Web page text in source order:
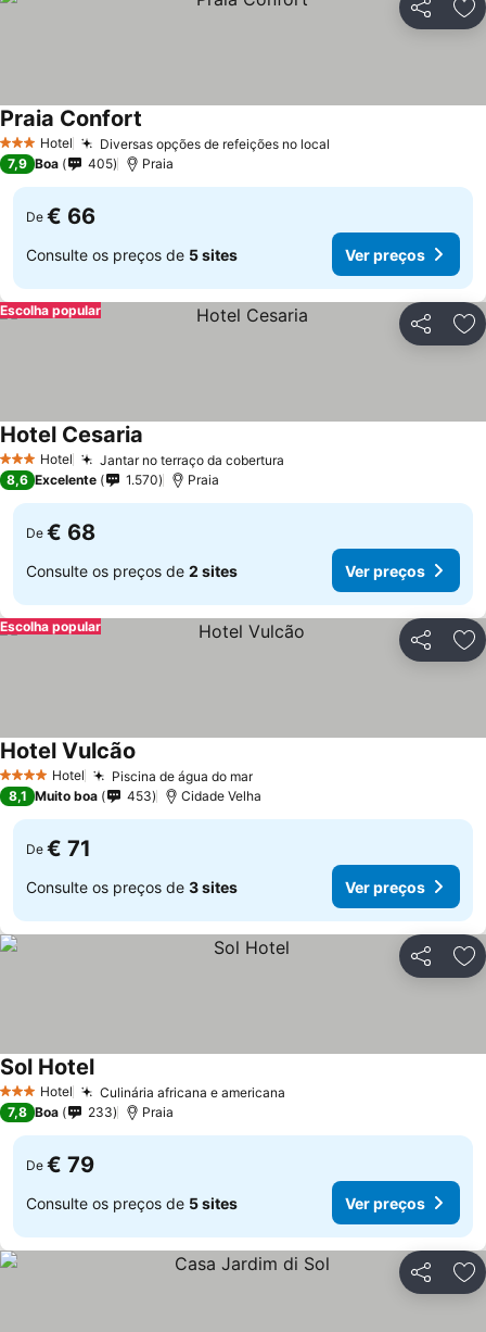
Partilhar
3 EstrelasHotel Diversas opções de refeições no local
Praia Confort
7,9 Boa 405 Praia
De € 66
Consulte os preços de 5 sites Ver preços
Partilhar
Escolha popular
3 EstrelasHotel Jantar no terraço da cobertura
Hotel Cesaria
8,6 Excelente 1.570 Praia
De € 68
Consulte os preços de 2 sites Ver preços
Partilhar
Escolha popular
4 EstrelasHotel Piscina de água do mar
Hotel Vulcão
8,1 Muito boa 453 Cidade Velha
De € 71
Consulte os preços de 3 sites Ver preços
Partilhar
3 EstrelasHotel Culinária africana e americana
Sol Hotel
7,8 Boa 233 Praia
De € 79
Consulte os preços de 5 sites Ver preços
Partilhar